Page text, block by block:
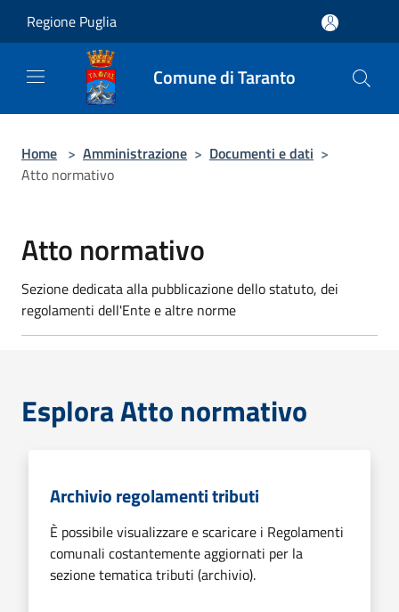
Regione Puglia
Comune di Taranto
Home > Amministrazione > Documenti e dati >
Atto normativo
Atto normativo
Sezione dedicata alla pubblicazione dello statuto, dei
regolamenti dell'Ente e altre norme
Esplora Atto normativo
Archivio regolamenti tributi
È possibile visualizzare e scaricare i Regolamenti
comunali costantemente aggiornati per la
sezione tematica tributi (archivio).